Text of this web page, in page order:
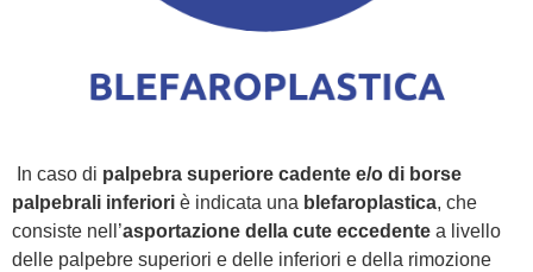
In caso di palpebra superiore cadente e/o di borse
palpebrali inferiori è indicata una blefaroplastica, che
consiste nell’asportazione della cute eccedente a livello
delle palpebre superiori e delle inferiori e della rimozione